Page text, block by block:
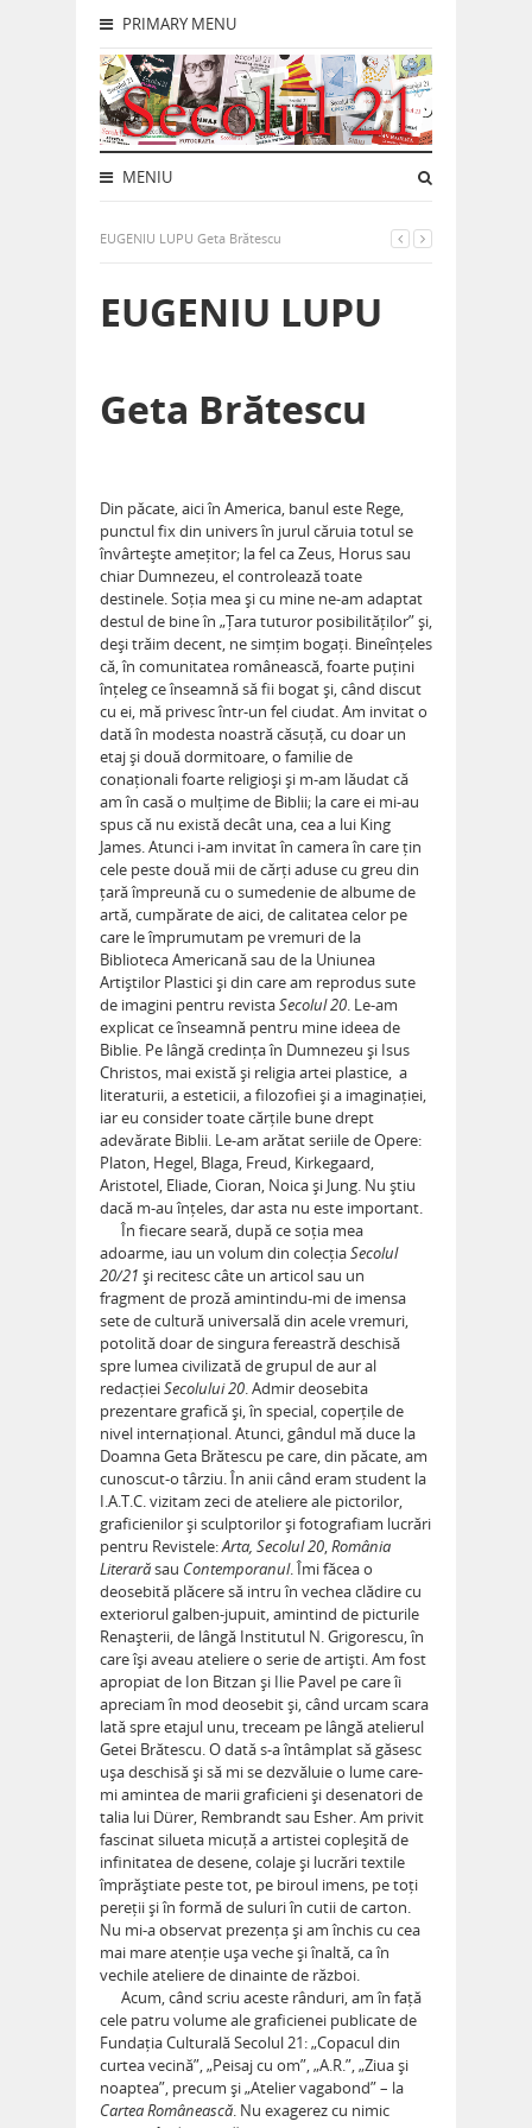
PRIMARY MENU
MENIU
EUGENIU LUPU Geta Brătescu
EUGENIU LUPU
Geta Brătescu
Din păcate, aici în America, banul este Rege,
punctul fix din univers în jurul căruia totul se
învârtește amețitor; la fel ca Zeus, Horus sau
chiar Dumnezeu, el controlează toate
destinele. Soția mea și cu mine ne-am adaptat
destul de bine în „Țara tuturor posibilităților” și,
deși trăim decent, ne simțim bogați. Bineînțeles
că, în comunitatea românească, foarte puțini
înțeleg ce înseamnă să fii bogat și, când discut
cu ei, mă privesc într-un fel ciudat. Am invitat o
dată în modesta noastră căsuță, cu doar un
etaj și două dormitoare, o familie de
conaționali foarte religioși și m-am lăudat că
am în casă o mulțime de Biblii; la care ei mi-au
spus că nu există decât una, cea a lui King
James. Atunci i-am invitat în camera în care țin
cele peste două mii de cărți aduse cu greu din
țară împreună cu o sumedenie de albume de
artă, cumpărate de aici, de calitatea celor pe
care le împrumutam pe vremuri de la
Biblioteca Americană sau de la Uniunea
Artiștilor Plastici și din care am reprodus sute
de imagini pentru revistaSecolul 20. Le-am
explicat ce înseamnă pentru mine ideea de
Biblie. Pe lângă credința în Dumnezeu și Isus
Christos, mai există și religia artei plastice, a
literaturii, a esteticii, a filozofiei și a imaginației,
iar eu consider toate cărțile bune drept
adevărate Biblii. Le-am arătat seriile de Opere:
Platon, Hegel, Blaga, Freud, Kirkegaard,
Aristotel, Eliade, Cioran, Noica și Jung. Nu știu
dacă m-au înțeles, dar asta nu este important.
În fiecare seară, după ce soția mea
adoarme, iau un volum din colecțiaSecolul
20/21 și recitesc câte un articol sau un
fragment de proză amintindu-mi de imensa
sete de cultură universală din acele vremuri,
potolită doar de singura fereastră deschisă
spre lumea civilizată de grupul de aur al
redacțieiSecolului 20. Admir deosebita
prezentare grafică și, în special, coperțile de
nivel internațional. Atunci, gândul mă duce la
Doamna Geta Brătescu pe care, din păcate, am
cunoscut-o târziu. În anii când eram student la
I.A.T.C. vizitam zeci de ateliere ale pictorilor,
graficienilor și sculptorilor și fotografiam lucrări
pentru Revistele:Arta, Secolul 20,România
Literarăsau Contemporanul. Îmi făcea o
deosebită plăcere să intru în vechea clădire cu
exteriorul galben-jupuit, amintind de picturile
Renașterii, de lângă Institutul N. Grigorescu, în
care își aveau ateliere o serie de artiști. Am fost
apropiat de Ion Bitzan și Ilie Pavel pe care îi
apreciam în mod deosebit și, când urcam scara
lată spre etajul unu, treceam pe lângă atelierul
Getei Brătescu. O dată s-a întâmplat să găsesc
ușa deschisă și să mi se dezvăluie o lume care-
mi amintea de marii graficieni și desenatori de
talia lui Dürer, Rembrandt sau Esher. Am privit
fascinat silueta micuță a artistei copleșită de
infinitatea de desene, colaje și lucrări textile
împrăștiate peste tot, pe biroul imens, pe toți
pereții și în formă de suluri în cutii de carton.
Nu mi-a observat prezența și am închis cu cea
mai mare atenție ușa veche și înaltă, ca în
vechile ateliere de dinainte de război.
Acum, când scriu aceste rânduri, am în față
cele patru volume ale graficienei publicate de
Fundația Culturală Secolul 21: „Copacul din
curtea vecină”, „Peisaj cu om”, „A.R.”, „Ziua și
noaptea”, precum și „Atelier vagabond” – la
Cartea Românească. Nu exagerez cu nimic